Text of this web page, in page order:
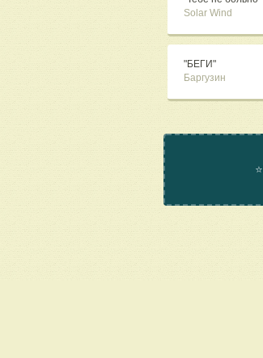
Solar Wind
"БЕГИ"
Баргузин
⭐